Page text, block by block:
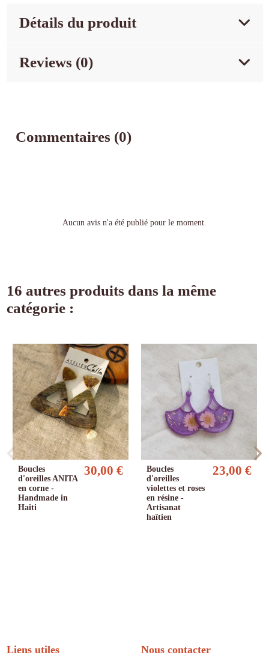
Détails du produit
Reviews (0)
Commentaires (0)
Aucun avis n'a été publié pour le moment.
16 autres produits dans la même
catégorie :
Boucles
d'oreilles ANITA
en corne -
Handmade in
Haiti
30,00 €
Boucles
d'oreilles
violettes et roses
en résine -
Artisanat
haïtien
23,00 €
Liens utiles Nous contacter